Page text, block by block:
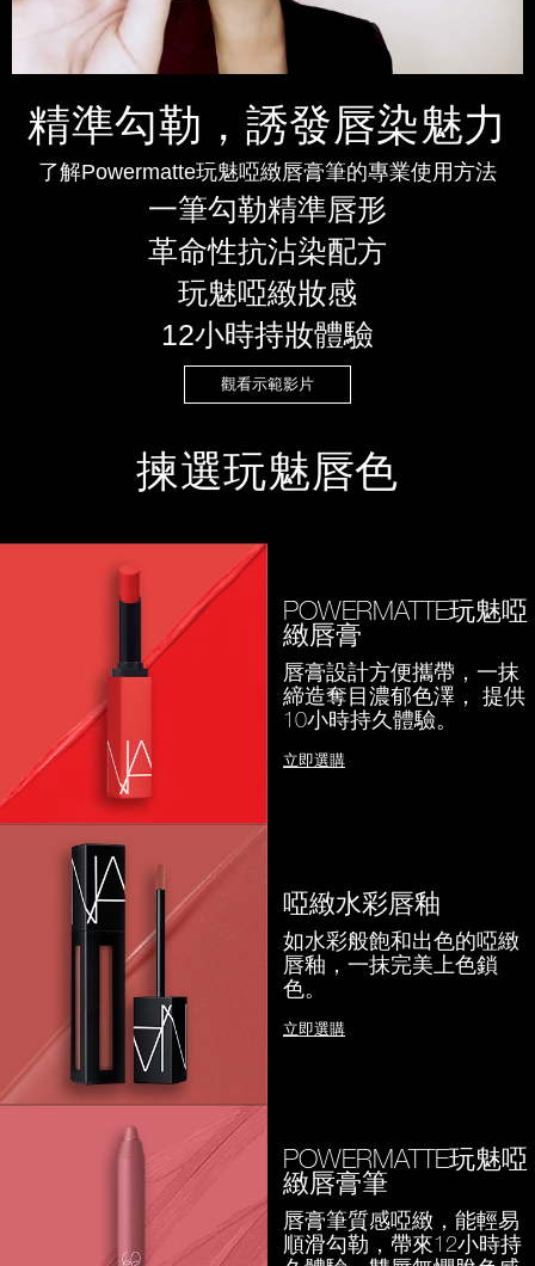
精準勾勒，誘發唇染魅力
了解Powermatte玩魅啞緻唇膏筆的專業使用方法
一筆勾勒精準唇形
革命性抗沾染配方
玩魅啞緻妝感
12小時持妝體驗
觀看示範影片
揀選玩魅唇色
POWERMATTE玩魅啞
緻唇膏
唇膏設計方便攜帶，一抹
締造奪目濃郁色澤， 提供
10小時持久體驗。
立即選購
啞緻水彩唇釉
如水彩般飽和出色的啞緻
唇釉， 一抹完美上色鎖
色。
立即選購
POWERMATTE玩魅啞
緻唇膏筆
唇膏筆質感啞緻，能輕易
順滑勾勒，帶來12小時持